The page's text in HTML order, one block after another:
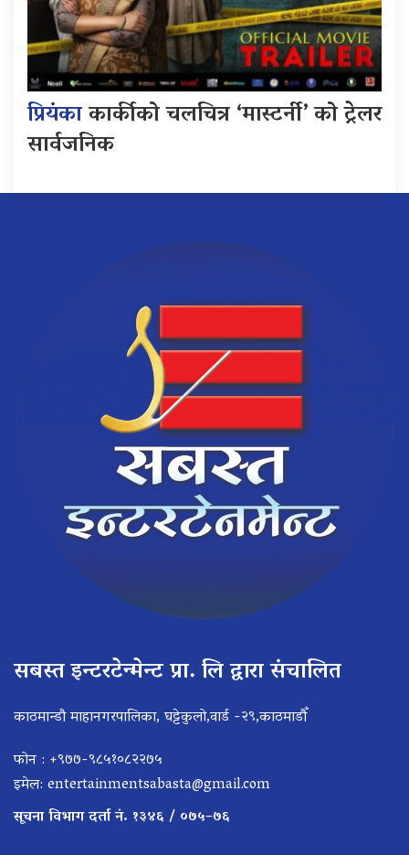
प्रियंकाकार्कीको चलचित्र ‘मास्टर्नी’ को ट्रेलर
सार्वजनिक
सबस्त इन्टरटेन्मेन्ट प्रा. लि द्वारा संचालित
काठमान्डौ माहानगरपालिका, घट्टेकुलो,वार्ड -२९,काठमाडौँ
फोन : +९७७-९८५१०८२२७५
इमेल: entertainmentsabasta@gmail.com
सूचना विभाग दर्ता नं. १३४६ / ०७५–७६